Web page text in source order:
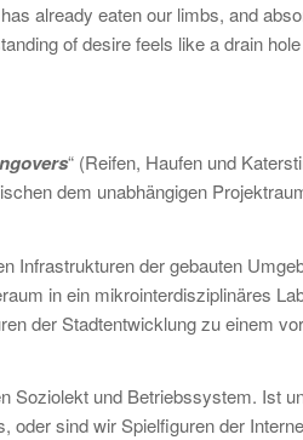
already eaten our limbs, and
of desire feels like a drain
“ (Reifen, Haufen und
dem unabhängigen
Infrastrukturen der gebauten
in ein mikrointerdisziplinäres
der Stadtentwicklung zu einem
Soziolekt und Betriebssystem. Ist
sind wir Spielfiguren der